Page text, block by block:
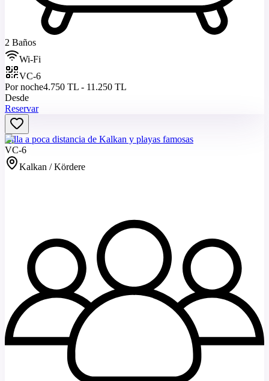
2 Baños
Wi-Fi
VC-6
Por noche4.750 TL - 11.250 TL
Desde
Reservar
Villa a poca distancia de Kalkan y playas famosas
VC-6
Kalkan / Kördere